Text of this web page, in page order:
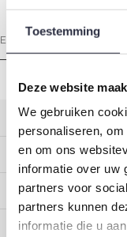
Toestemming
Deze website
We gebruiken
personaliseren,
en om ons
informatie over uw
partners voor
partners kunnen
informatie die u
Klantenservice
Mijn account
Categorieën
Over ons